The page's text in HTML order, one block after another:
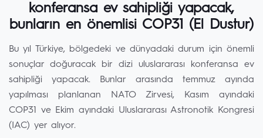
konferansa ev sahipliği yapacak,
bunların en önemlisi COP31 (El Dustur)
Bu yıl Türkiye, bölgedeki ve dünyadaki durum için önemli
sonuçlar doğuracak bir dizi uluslararası konferansa ev
sahipliği yapacak. Bunlar arasında temmuz ayında
yapılması planlanan NATO Zirvesi, Kasım ayındaki
COP31 ve Ekim ayındaki Uluslararası Astronotik Kongresi
(IAC) yer alıyor.